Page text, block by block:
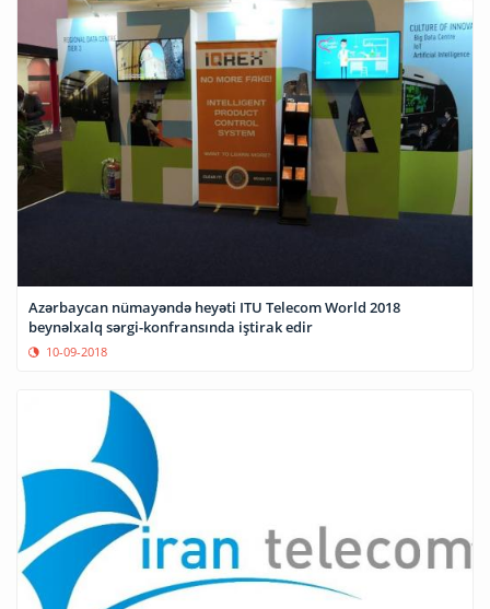
Azərbaycan nümayəndə heyəti ITU Telecom World 2018
beynəlxalq sərgi-konfransında iştirak edir
10-09-2018